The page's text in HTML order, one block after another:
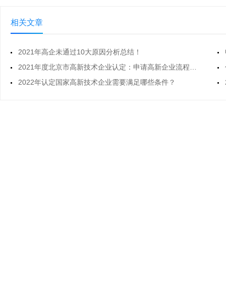
利：企业的成长性指标，
相关文章
2021年高企未通过10大原因分析总结！
2022年认定国家高新技术企业需要满足哪些条件？